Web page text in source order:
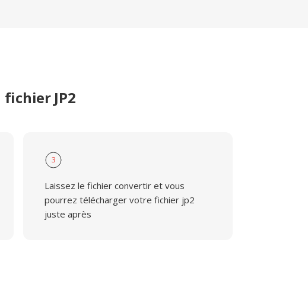
JP2
3
Laissez le fichier convertir et vous
pourrez télécharger votre fichier jp2
juste après